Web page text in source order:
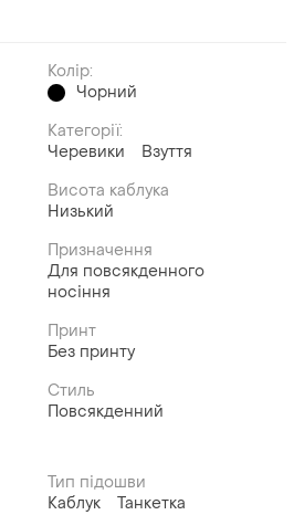
Колір:
Чорний
Категорії:
Черевики
Взуття
Висота каблука
Низький
Призначення
Для повсякденного
носіння
Принт
Без принту
Стиль
Повсякденний
Тип підошви
Каблук
Танкетка